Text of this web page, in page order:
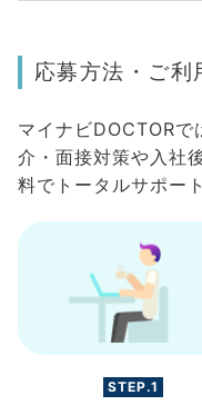
応募方法・ご利
マイナビDOCTORで
介・面接対策や入社
料でトータルサポー
STEP.1